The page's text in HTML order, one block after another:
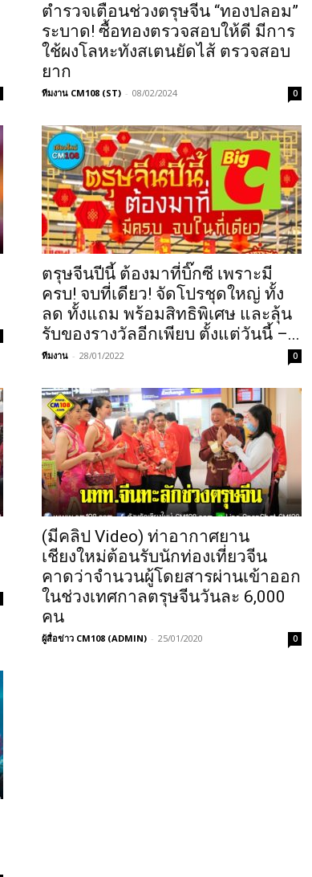
ตำรวจเตือนช่วงตรุษจีน “ทองปลอม”
ระบาด! ซื้อทองตรวจสอบให้ดี มีการ
ใช้ผงโลหะทังสเตนยัดไส้ ตรวจสอบ
ยาก
ทีมงาน CM108 (ST) - 08/02/2024 0
ตรุษจีนปีนี้ ต้องมาที่บิ๊กซี เพราะมี
ครบ! จบที่เดียว! จัดโปรชุดใหญ่ ทั้ง
ลด ทั้งแถม พร้อมสิทธิพิเศษ และลุ้น
รับของรางวัลอีกเพียบ ตั้งแต่วันนี้ –...
ทีมงาน - 28/01/2022 0
(มีคลิป Video) ท่าอากาศยาน
เชียงใหม่ต้อนรับนักท่องเที่ยวจีน
คาดว่าจำนวนผู้โดยสารผ่านเข้าออก
ในช่วงเทศกาลตรุษจีนวันละ 6,000
คน
ผู้สื่อข่าว CM108 (ADMIN) - 25/01/2020 0